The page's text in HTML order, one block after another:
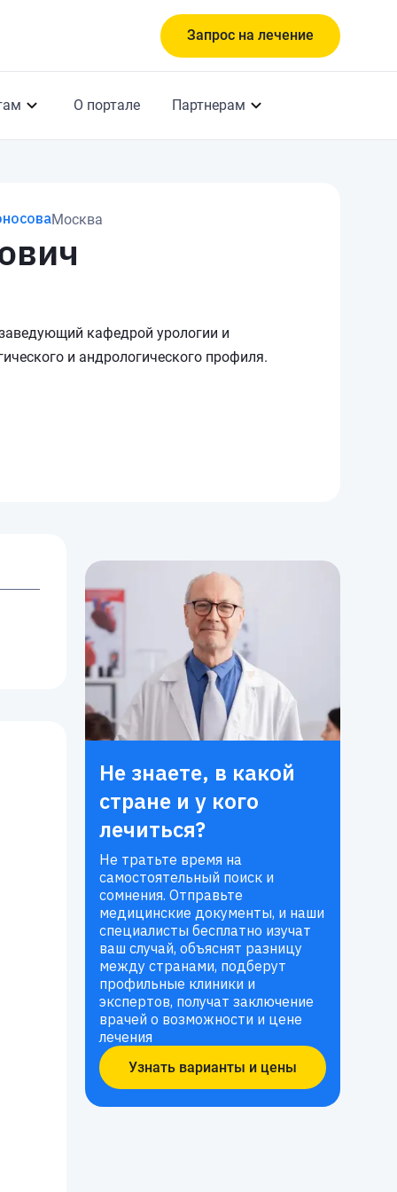
Запрос на лечение
О портале Партнерам
Москва
кафедрой урологии и
и андрологического профиля.
Не знаете, в какой
стране и у кого
лечиться?
Не тратьте время на
самостоятельный поиск и
сомнения. Отправьте
медицинские документы, и наши
специалисты бесплатно изучат
ваш случай, объяснят разницу
между странами, подберут
профильные клиники и
экспертов, получат заключение
врачей о возможности и цене
лечения
Узнать варианты и цены